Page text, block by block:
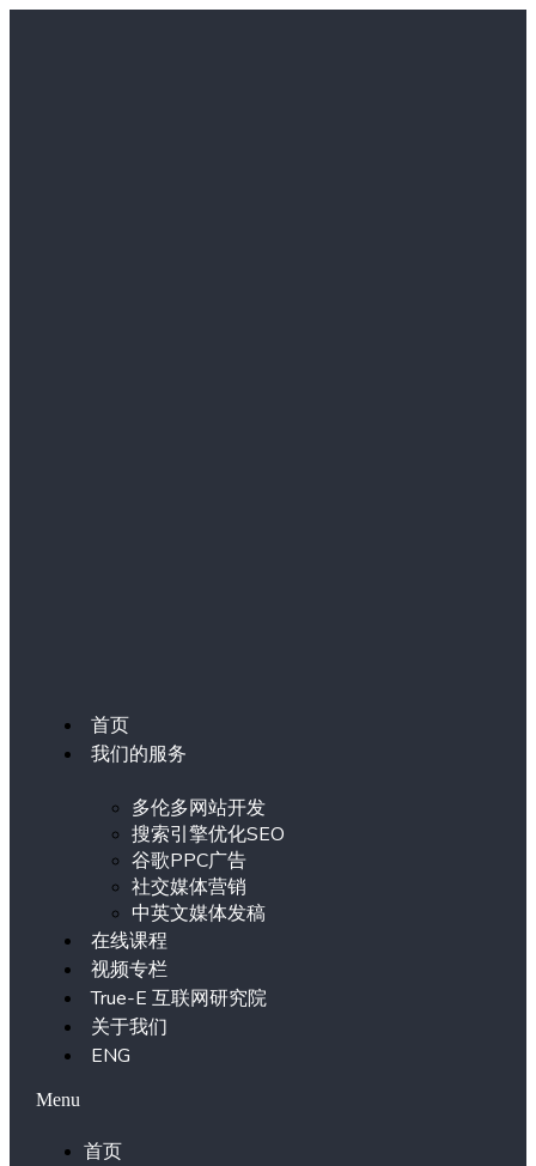
首页
我们的服务
多伦多网站开发
搜索引擎优化SEO
谷歌PPC广告
社交媒体营销
中英文媒体发稿
在线课程
视频专栏
True-E 互联网研究院
关于我们
ENG
Menu
首页